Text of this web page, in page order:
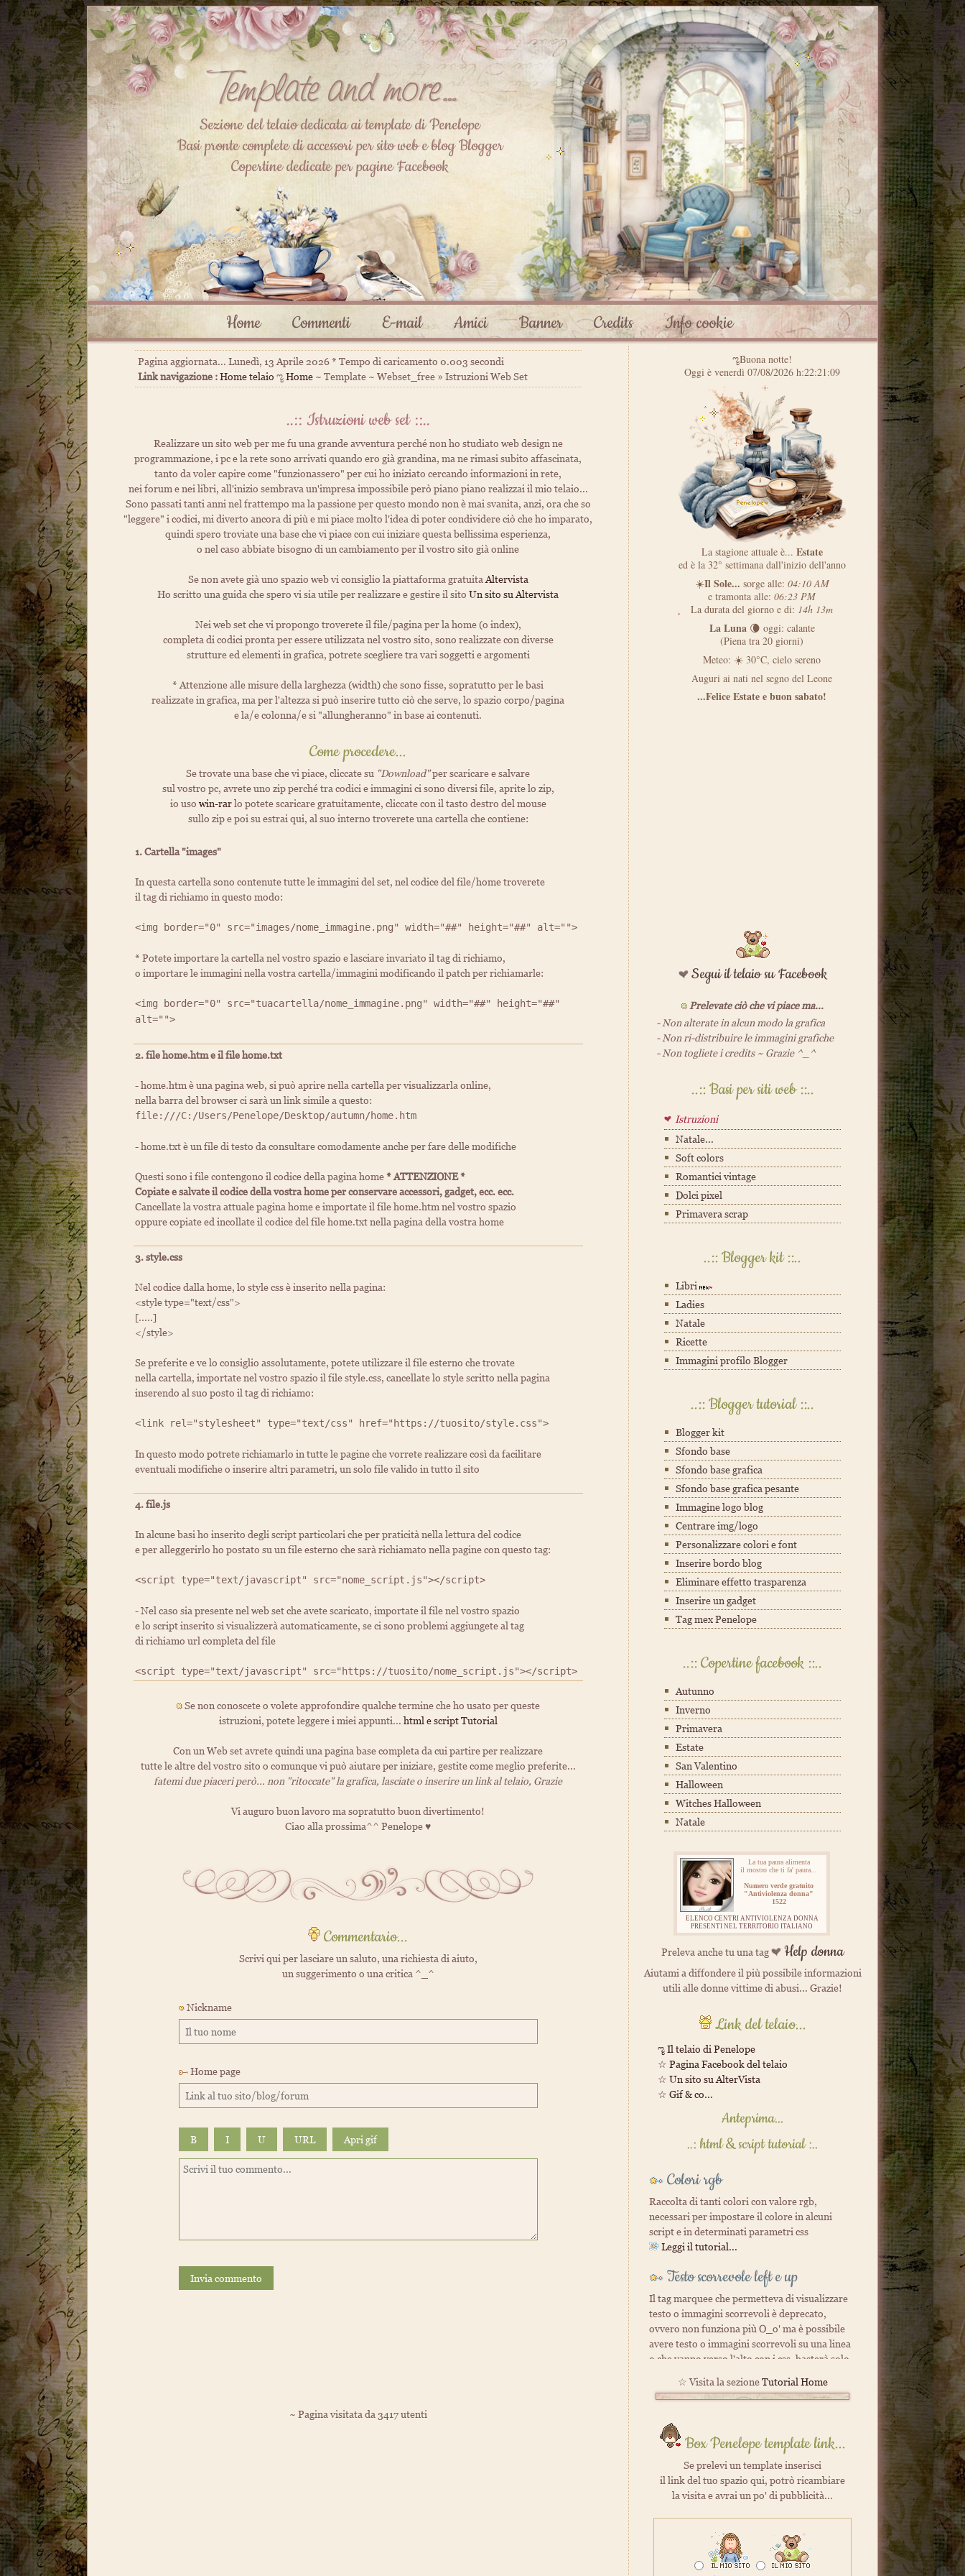
Sezione del telaio dedicata ai template di Penelope
Basi pronte complete di accessori per sito web e blog Blogger
Copertine dedicate per pagine Facebook
Home Commenti E-mail Amici Banner Credits Info cookie
Pagina aggiornata... Lunedì, 13 Aprile 2026 * Tempo di caricamento 0.003 secondi
Link navigazione : Home telaio ೡHome~ Template ~ Webset_free » Istruzioni Web Set
..:: Istruzioni web set ::..
Realizzare un sito web per me fu una grande avventura perché non ho studiato web design ne
programmazione, i pc e la rete sono arrivati quando ero già grandina, ma ne rimasi subito affascinata,
tanto da voler capire come "funzionassero" per cui ho iniziato cercando informazioni in rete,
nei forum e nei libri, all'inizio sembrava un'impresa impossibile però piano piano realizzai il mio telaio...
Sono passati tanti anni nel frattempo ma la passione per questo mondo non è mai svanita, anzi, ora che so
"leggere" i codici, mi diverto ancora di più e mi piace molto l'idea di poter condividere ciò che ho imparato,
quindi spero troviate una base che vi piace con cui iniziare questa bellissima esperienza,
o nel caso abbiate bisogno di un cambiamento per il vostro sito già online
Se non avete già uno spazio web vi consiglio la piattaforma gratuita Altervista
Ho scritto una guida che spero vi sia utile per realizzare e gestire il sito Un sito su Altervista
Nei web set che vi propongo troverete il file/pagina per la home (o index),
completa di codici pronta per essere utilizzata nel vostro sito, sono realizzate con diverse
strutture ed elementi in grafica, potrete scegliere tra vari soggetti e argomenti
* Attenzione alle misure della larghezza (width) che sono fisse, sopratutto per le basi
realizzate in grafica, ma per l'altezza si può inserire tutto ciò che serve, lo spazio corpo/pagina
e la/e colonna/e si "allungheranno" in base ai contenuti.
Come procedere...
Se trovate una base che vi piace, cliccate su "Download"per scaricare e salvare
sul vostro pc, avrete uno zip perché tra codici e immagini ci sono diversi file, aprite lo zip,
io uso win-rarlo potete scaricare gratuitamente, cliccate con il tasto destro del mouse
sullo zip e poi su estrai qui, al suo interno troverete una cartella che contiene:
1. Cartella "images"
In questa cartella sono contenute tutte le immagini del set, nel codice del file/home troverete
il tag di richiamo in questo modo:
<img border="0" src="images/nome_immagine.png" width="##" height="##" alt="">
* Potete importare la cartella nel vostro spazio e lasciare invariato il tag di richiamo,
o importare le immagini nella vostra cartella/immagini modificando il patch per richiamarle:
<img border="0" src="tuacartella/nome_immagine.png" width="##" height="##"
alt="">
2. file home.htm e il file home.txt
- home.htm è una pagina web, si può aprire nella cartella per visualizzarla online,
nella barra del browser ci sarà un link simile a questo:
file:///C:/Users/Penelope/Desktop/autumn/home.htm
- home.txt è un file di testo da consultare comodamente anche per fare delle modifiche
Questi sono i file contengono il codice della pagina home* ATTENZIONE *
Copiate e salvate il codice della vostra home per conservare accessori, gadget, ecc. ecc.
Cancellate la vostra attuale pagina home e importate il file home.htm nel vostro spazio
oppure copiate ed incollate il codice del file home.txt nella pagina della vostra home
3. style.css
Nel codice dalla home, lo style css è inserito nella pagina:
<style type="text/css">
[.....]
</style>
Se preferite e ve lo consiglio assolutamente, potete utilizzare il file esterno che trovate
nella cartella, importate nel vostro spazio il file style.css, cancellate lo style scritto nella pagina
inserendo al suo posto il tag di richiamo:
<link rel="stylesheet" type="text/css" href="https://tuosito/style.css">
In questo modo potrete richiamarlo in tutte le pagine che vorrete realizzare così da facilitare
eventuali modifiche o inserire altri parametri, un solo file valido in tutto il sito
4. file.js
In alcune basi ho inserito degli script particolari che per praticità nella lettura del codice
e per alleggerirlo ho postato su un file esterno che sarà richiamato nella pagine con questo tag:
<script type="text/javascript" src="nome_script.js"></script>
- Nel caso sia presente nel web set che avete scaricato, importate il file nel vostro spazio
e lo script inserito si visualizzerà automaticamente, se ci sono problemi aggiungete al tag
di richiamo url completa del file
<script type="text/javascript" src="https://tuosito/nome_script.js"></script>
Se non conoscete o volete approfondire qualche termine che ho usato per queste
istruzioni, potete leggere i miei appunti... html e script Tutorial
Con un Web set avrete quindi una pagina base completa da cui partire per realizzare
tutte le altre del vostro sito o comunque vi può aiutare per iniziare, gestite come meglio preferite...
fatemi due piaceri però... non "ritoccate" la grafica, lasciate o inserire un link al telaio, Grazie
Vi auguro buon lavoro ma sopratutto buon divertimento!
Ciao alla prossima^^ Penelope ♥
Commentario...
Scrivi qui per lasciare un saluto, una richiesta di aiuto,
un suggerimento o una critica ^_^
Nickname
Home page
B I U URL
Invia commento
~ Pagina visitata da 3417 utenti
Segui il telaio su Facebook
Prelevate ciò che vi piace ma...
- Non alterate in alcun modo la grafica
- Non ri-distribuire le immagini grafiche
- Non togliete i credits ~ Grazie ^_^
..:: Basi per siti web ::..
Istruzioni
Natale...
Soft colors
Romantici vintage
Dolci pixel
Primavera scrap
..:: Blogger kit ::..
Libri
Ladies
Natale
Ricette
Immagini profilo Blogger
..:: Blogger tutorial ::..
Blogger kit
Sfondo base
Sfondo base grafica
Sfondo base grafica pesante
Immagine logo blog
Centrare img/logo
Personalizzare colori e font
Inserire bordo blog
Eliminare effetto trasparenza
Inserire un gadget
Tag mex Penelope
..:: Copertine facebook ::..
Autunno
Inverno
Primavera
Estate
San Valentino
Halloween
Witches Halloween
Natale
Preleva anche tu una tag Help donna
Aiutami a diffondere il più possibile informazioni
utili alle donne vittime di abusi... Grazie!
Link del telaio...
ೡ Il telaio di Penelope
☆ Pagina Facebook del telaio
☆ Un sito su AlterVista
☆ Gif & co...
Anteprima...
..: html & script tutorial :..
Colori rgb
Raccolta di tanti colori con valore rgb,
necessari per impostare il colore in alcuni
script e in determinati parametri css
Leggi il tutorial...
Testo scorrevole left e up
Il tag marquee che permetteva di visualizzare
testo o immagini scorrevoli è deprecato,
ovvero non funziona più O_o' ma è possibile
avere testo o immagini scorrevoli su una linea
o che vanno verso l'alto con i css, basterà solo
personalizzazioni
Leggi il tutorial...e Testo scorrevole up
Menu a livelli
Un menu che cresce in verticale, si possono
inserire illimitate sezioni e sotto sezioni,
completamente personalizzabile comodissimo
per chi ha tanti link nella pagina, pratico per i
navigatori che saranno aiutatida piccole gif per
rammentare i link visitati...
Leggi il tutorial...
☆ Visita la sezioneTutorial Home
Box Penelope template link...
Se prelevi un template inserisci
il link del tuo spazio qui, potrò ricambiare
la visita e avrai un po' di pubblicità...